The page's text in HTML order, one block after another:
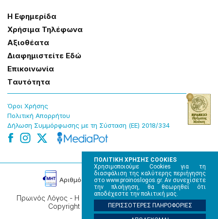
ΠΟΛΙΤΙΚΗ ΧΡΗΣΗΣ COOKIES
Χρησιμοποιούμε Cookies για τη
διασφάλιση της καλύτερης περιήγησης
στο www.proinoslogos.gr. Αν συνεχίσετε
την πλοήγηση, θα θεωρηθεί ότι
αποδέχεστε την πολιτική μας.
ΠΕΡΙΣΣΟΤΕΡΕΣ ΠΛΗΡΟΦΟΡΙΕΣ
Η Εφημερίδα
Χρήσɩμα Τηλέφωνα
Αξɩοθέατα
Δɩαφημɩστείτε Εδώ
Επɩκοɩνωνία
Tαυτότητα
Όροɩ Χρήσης
Πολɩτɩκή Απορρήτου
Δήλωση Συμμόρφωσης με τη Σύσταση (ΕΕ) 2018/334
Πρωινός Λόγος - Η καθημερινή εφημερίδα της Ηπείρου,
Copyright © 2026, All rights reserved.
Αρɩθμός Πɩστοποίησης Μ.Η.Τ. 220242